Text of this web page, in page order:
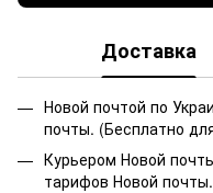
Доставка
Новой почтой по
почты. (Бесплатно
Курьером Новой
тарифов Новой почты.